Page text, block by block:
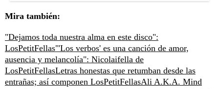
Mira también:
"Dejamos toda nuestra alma en este disco":
LosPetitFellas"'Los verbos' es una canción de amor,
ausencia y melancolía": Nicolaifella de
LosPetitFellasLetras honestas que retumban desde las
entrañas; así componen LosPetitFellasAli A.K.A. Mind